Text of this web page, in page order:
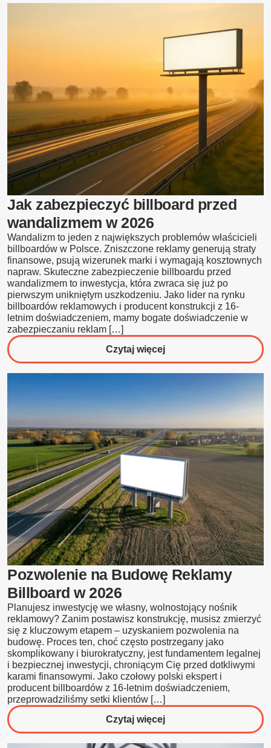
jest
czy
obiektem
małej
architektury?
Jak zabezpieczyć billboard przed
wandalizmem w 2026
Wandalizm to jeden z największych problemów właścicieli
billboardów w Polsce. Zniszczone reklamy generują straty
finansowe, psują wizerunek marki i wymagają kosztownych
napraw. Skuteczne zabezpieczenie billboardu przed
wandalizmem to inwestycja, która zwraca się już po
pierwszym unikniętym uszkodzeniu. Jako lider na rynku
billboardów reklamowych i producent konstrukcji z 16-
letnim doświadczeniem, mamy bogate doświadczenie w
zabezpieczaniu reklam […]
Czytaj więcejo
Jak
przed
w
2026
Pozwolenie na Budowę Reklamy
Billboard w 2026
Planujesz inwestycję we własny, wolnostojący nośnik
reklamowy? Zanim postawisz konstrukcję, musisz zmierzyć
się z kluczowym etapem – uzyskaniem pozwolenia na
budowę. Proces ten, choć często postrzegany jako
skomplikowany i biurokratyczny, jest fundamentem legalnej
i bezpiecznej inwestycji, chroniącym Cię przed dotkliwymi
karami finansowymi. Jako czołowy polski ekspert i
producent billboardów z 16-letnim doświadczeniem,
przeprowadziliśmy setki klientów […]
Czytaj więcejo
Pozwolenie